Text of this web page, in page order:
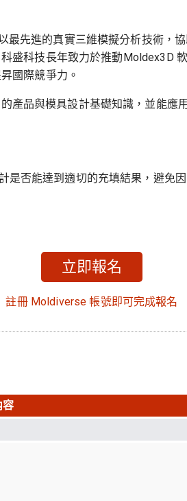
先進的真實三維模擬分析技術，
盛科技長年致力於推動Moldex3D
國際競爭力。
產品與模具設計基礎知識，並能應
否能達到適切的充填結果，避免
立即報名
註冊 Moldiverse 帳號即可完成報名
容